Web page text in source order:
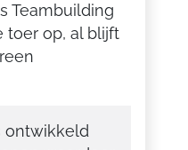
Teambuilding
toer op, al blijft
ontwikkeld